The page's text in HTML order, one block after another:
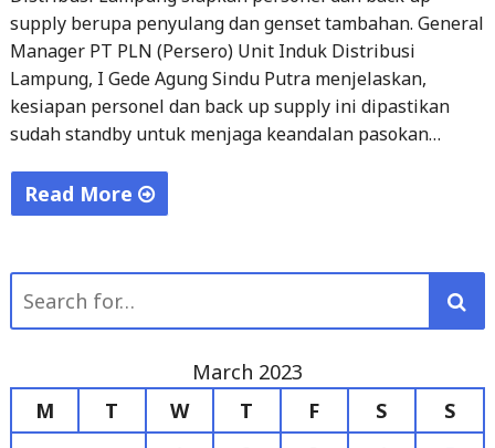
Lampung, I Gede Agung Sindu Putra menjelaskan,
kesiapan personel dan back up supply ini dipastikan
sudah standby untuk menjaga keandalan pasokan…
Read More
"PLN
Pastikan
Tanpa
Kedip
Kunjungan
Ibu
Search
1
2 3 4
5
6
7 8 9 10 11
12